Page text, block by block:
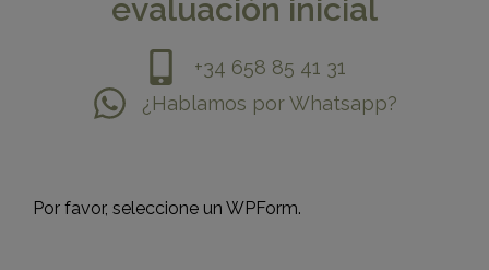
evaluación inicial
+34 658 85 41 31
¿Hablamos por Whatsapp?
Por favor, seleccione un WPForm.